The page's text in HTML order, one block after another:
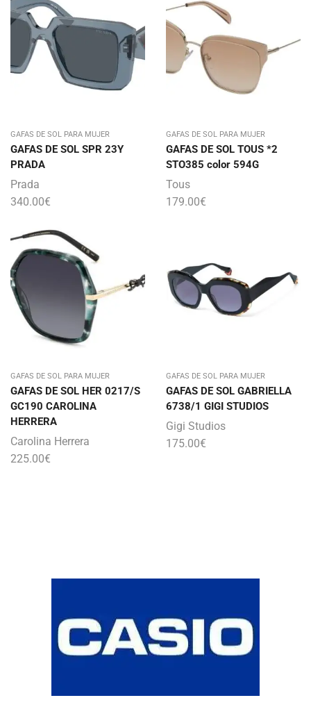
GAFAS DE SOL PARA MUJER
GAFAS DE SOL SPR 23Y
PRADA
Prada
340.00€
GAFAS DE SOL PARA MUJER
GAFAS DE SOL TOUS *2
STO385 color 594G
Tous
179.00€
GAFAS DE SOL PARA MUJER
GAFAS DE SOL HER 0217/S
GC190 CAROLINA
HERRERA
Carolina Herrera
225.00€
GAFAS DE SOL PARA MUJER
GAFAS DE SOL GABRIELLA
6738/1 GIGI STUDIOS
Gigi Studios
175.00€